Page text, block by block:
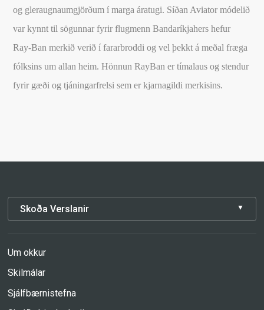
og gleraugnaumgjörðum í marga áratugi. Síðan Aviator módelið
var kynnt til sögunnar fyrir flugmenn Bandaríkjahers hefur
Ray-Ban merkið verið í fararbroddi og vel þekkt á meðal fræga
fólksins um allan heim. Hönnun RayBan er tímalaus og stendur
fyrir gæði og tjáningarfrelsi sem er kjarnagildi merkisins.
Skoða Verslanir
Um okkur
Skilmálar
Sjálfbærnistefna